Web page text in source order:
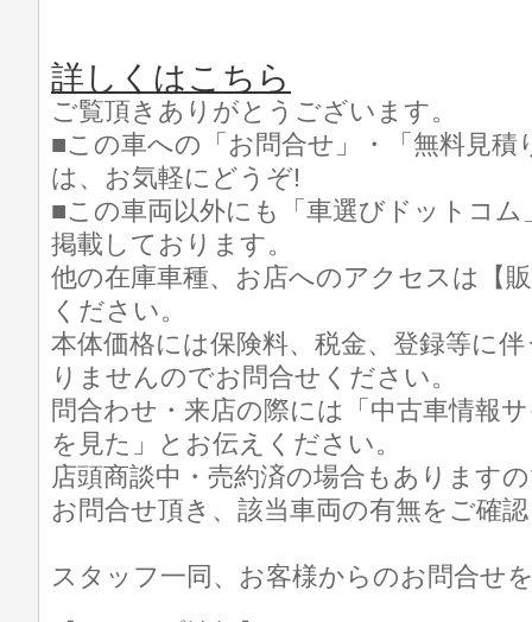
詳しくはこちら
ご覧頂きありがとうございます。
■この車への「お問合せ」・「無料見積
は、お気軽にどうぞ!
■この車両以外にも「車選びドットコ
掲載しております。
他の在庫車種、お店へのアクセスは【
ください。
本体価格には保険料、税金、登録等に
りませんのでお問合せください。
問合わせ・来店の際には「中古車情報
を見た」とお伝えください。
店頭商談中・売約済の場合もあります
お問合せ頂き、該当車両の有無をご確
スタッフ一同、お客様からのお問合せ